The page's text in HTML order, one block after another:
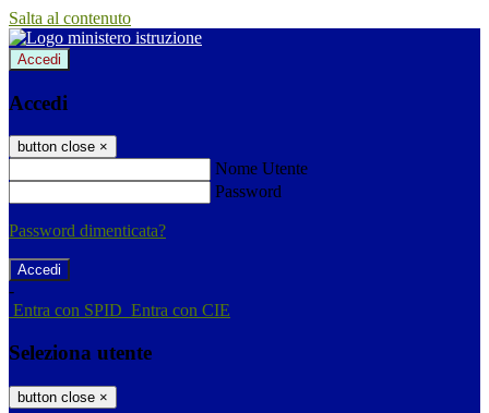
Salta al contenuto
Accedi
Accedi
button close ×
Nome Utente
Password
Password dimenticata?
-
Entra con SPID Entra con CIE
Seleziona utente
button close ×